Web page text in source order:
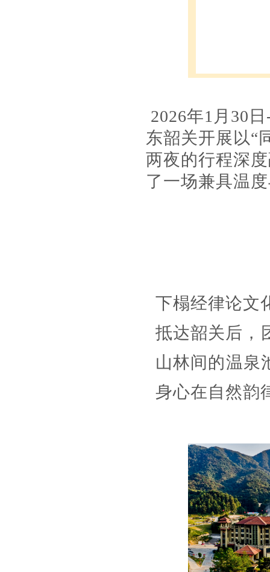
2026年1月30
东韶关开展以“
两夜的行程深
了一场兼具温
下榻经律论文
抵达韶关后，
山林间的温泉
身心在自然韵